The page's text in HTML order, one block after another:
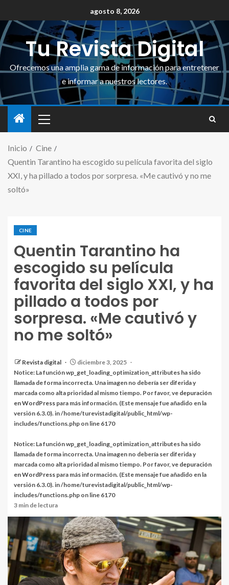
agosto 8, 2026
Tu Revista Digital
Ofrecemos una amplia gama de información para entretener
e informar a nuestros lectores.
Inicio
Cine
Quentin Tarantino ha escogido su película favorita del siglo
XXI, y ha pillado a todos por sorpresa. «Me cautivó y no me
soltó»
CINE
Quentin Tarantino ha
escogido su película
favorita del siglo XXI, y ha
pillado a todos por
sorpresa. «Me cautivó y
no me soltó»
Revista digital
diciembre 3, 2025
Notice: La función wp_get_loading_optimization_attributes ha sido
llamada de forma incorrecta. Una imagen no debería ser diferida y
marcada como alta prioridad al mismo tiempo. Por favor, ve depuración
en WordPress para más información. (Este mensaje fue añadido en la
versión 6.3.0). in/home/turevistadigital/public_html/wp-
includes/functions.php on line 6170
Notice: La función wp_get_loading_optimization_attributes ha sido
llamada de forma incorrecta. Una imagen no debería ser diferida y
marcada como alta prioridad al mismo tiempo. Por favor, ve depuración
en WordPress para más información. (Este mensaje fue añadido en la
versión 6.3.0). in/home/turevistadigital/public_html/wp-
includes/functions.php on line 6170
3 min de lectura